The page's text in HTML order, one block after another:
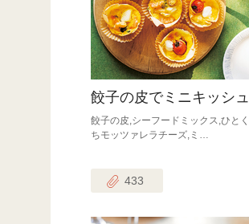
餃子の皮でミニキッシュ
餃子の皮,シーフードミックス,ひとく
ちモッツァレラチーズ,ミ…
433